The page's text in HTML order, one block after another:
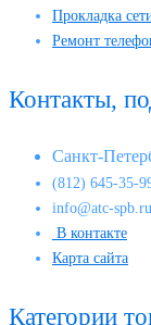
Прокладка
Ремонт
Контакты,
Санкт-
(812) 645-35-
info@atc-spb.ru
В контакте
Карта сайта
Категории